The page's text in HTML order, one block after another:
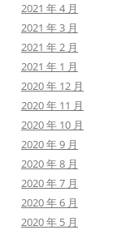
2021 年 4 月
2021 年 3 月
2021 年 2 月
2021 年 1 月
2020 年 12 月
2020 年 11 月
2020 年 10 月
2020 年 9 月
2020 年 8 月
2020 年 7 月
2020 年 6 月
2020 年 5 月